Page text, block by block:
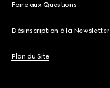
Foire aux Questions
Désinscription à la Newsletter
Plan du Site